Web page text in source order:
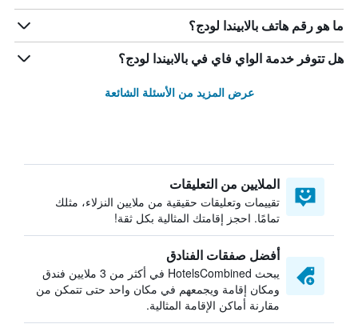
ما هو رقم هاتف بالابيندا لودج؟
هل تتوفر خدمة الواي فاي في بالابيندا لودج؟
عرض المزيد من الأسئلة الشائعة
الملايين من التعليقات
تقييمات وتعليقات حقيقية من ملايين النزلاء، مثلك
تمامًا. احجز إقامتك المثالية بكل ثقة!
أفضل صفقات الفنادق
يبحث HotelsCombined في أكثر من 3 ملايين فندق
ومكان إقامة ويجمعهم في مكان واحد حتى تتمكن من
مقارنة أماكن الإقامة المثالية.